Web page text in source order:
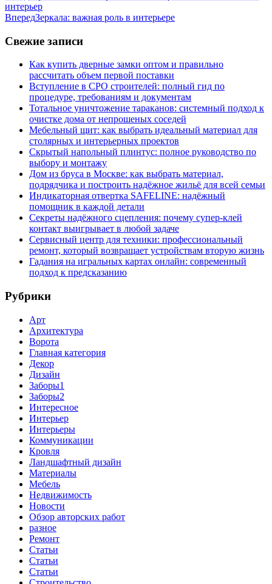
интерьер
ВпередЗеркала: важная роль в интерьере
Свежие записи
Как купить дверные замки оптом и правильно
рассчитать объем первой поставки
Вступление в СРО строителей: полный гид по
процедуре, требованиям и документам
Тотальное уничтожение тараканов: системный подход к
очистке дома от непрошеных соседей
Мебельный щит: как выбрать идеальный материал для
столярных и интерьерных проектов
Скрытый напольный плинтус: полное руководство по
выбору и монтажу
Дом из бруса в Москве: как выбрать материал,
подрядчика и построить надёжное жильё для всей семьи
Индикаторная отвертка SAFELINE: надёжный
помощник в каждой детали
Секреты надёжного сцепления: почему супер‑клей
контакт выигрывает в любой задаче
Сервисный центр для техники: профессиональный
ремонт, который возвращает устройствам вторую жизнь
Гадания на игральных картах онлайн: современный
подход к предсказанию
Рубрики
Арт
Архитектура
Ворота
Главная категория
Декор
Дизайн
Заборы1
Заборы2
Интересное
Интерьер
Интерьеры
Коммуникации
Кровля
Ландшафтный дизайн
Материалы
Мебель
Недвижимость
Новости
Обзор авторских работ
разное
Ремонт
Статьи
Статьи
Статьи